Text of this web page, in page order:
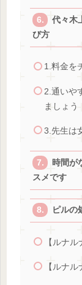
代々木
び方
1.料金を
2.通いや
ましょう
3.先生は
時間が
スメです
ピルの
【ルナ
【ルナ